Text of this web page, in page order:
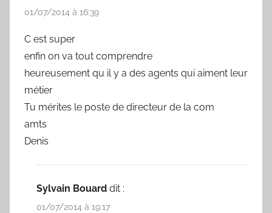
01/07/2014 à 16:39
C est super
enfin on va tout comprendre
heureusement qu il y a des agents qui aiment leur
métier
Tu mérites le poste de directeur de la com
amts
Denis
Sylvain Bouard dit :
01/07/2014 à 19:17